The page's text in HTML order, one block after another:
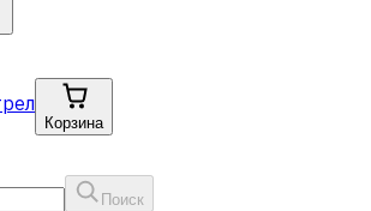
Корзина
Поиск